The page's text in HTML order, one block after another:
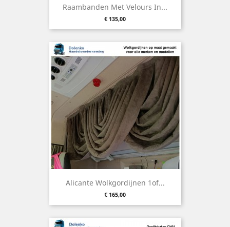
Raambanden Met Velours In...
Prijs
€ 135,00
Alicante Wolkgordijnen 1of...
Prijs
€ 165,00